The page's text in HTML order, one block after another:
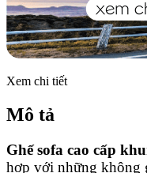
Xem chi tiết
Mô tả
Ghế sofa cao cấp
hợp với những không